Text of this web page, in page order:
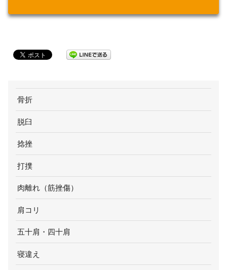
骨折
脱臼
捻挫
打撲
肉離れ（筋挫傷）
肩コリ
五十肩・四十肩
寝違え